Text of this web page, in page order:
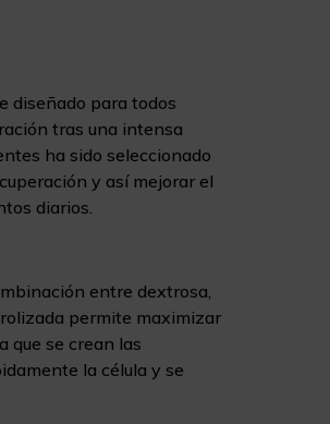
diseñado para todos
tras una intensa
ha sido seleccionado
y así mejorar el
diarios.
entre dextrosa,
permite maximizar
que se crean las
la célula y se